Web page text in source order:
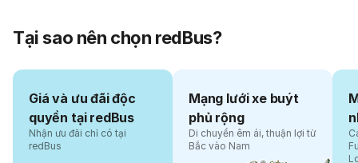
Tại sao nên chọn redBus?
Giá và ưu đãi độc
quyền tại redBus
Nhận ưu đãi chỉ có tại
redBus
Mạng lưới xe buýt
phủ rộng
Di chuyển êm ái, thuận lợi từ
Bắc vào Nam